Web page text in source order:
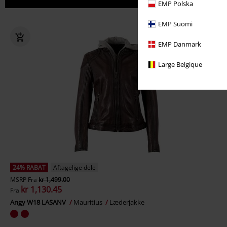
EMP Polska
EMP Suomi
EMP Danmark
Large Belgique
24% RABAT
Aftagelige dele
MSRP Fra kr 1,499.00
Fra kr 1,130.45
Angy W18 LASANV Mauritius Læderjakke